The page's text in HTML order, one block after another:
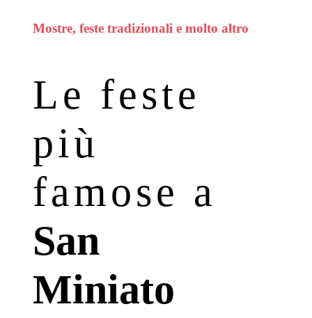
Mostre, feste tradizionali e molto altro
Le feste
più
famose a
San
Miniato